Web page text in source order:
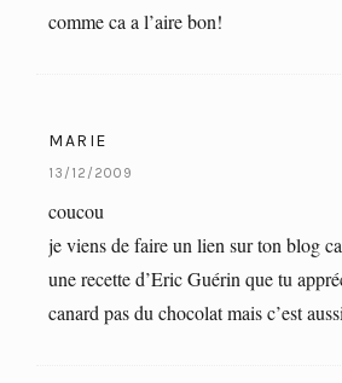
comme ca a l’aire bon!
MARIE
13/12/2009
coucou
je viens de faire un lien sur ton blog
une recette d’Eric Guérin que tu
canard pas du chocolat mais c’est